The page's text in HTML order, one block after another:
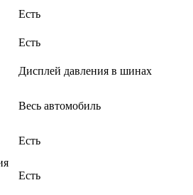
Есть
Есть
Дисплей давления в шинах
Весь автомобиль
Есть
Есть